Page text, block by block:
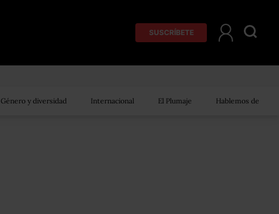
SUSCRÍBETE
Género y diversidad Internacional El Plumaje Hablemos de